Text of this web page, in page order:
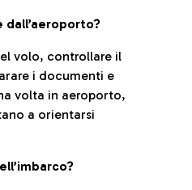
volo, controllare il
i documenti e
volta in aeroporto,
a orientarsi